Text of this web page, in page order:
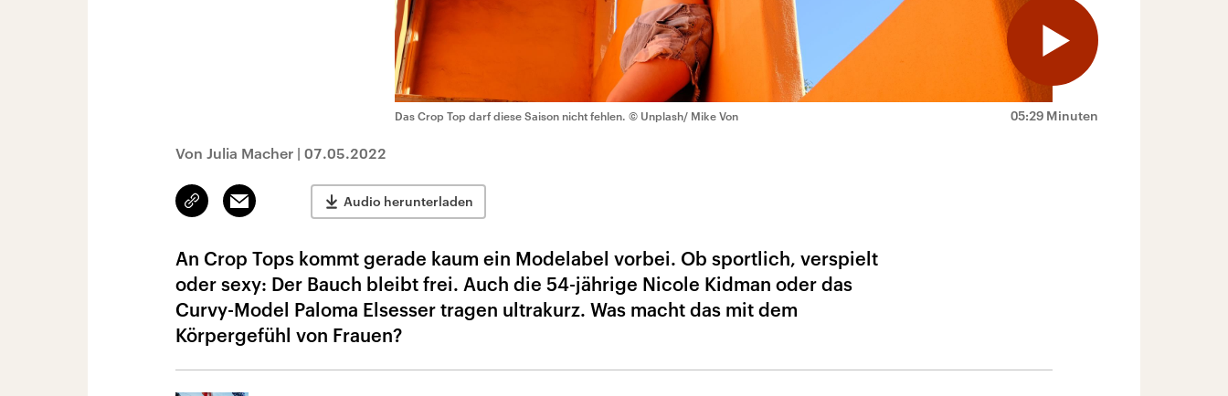
05:29 Minuten
Das Crop Top darf diese Saison nicht fehlen. © Unplash/ Mike Von
Von Julia Macher | 07.05.2022
Link
kopieren/teilen
Email Audio herunterladen
An Crop Tops kommt gerade kaum ein Modelabel vorbei. Ob sportlich, verspielt
oder sexy: Der Bauch bleibt frei. Auch die 54-jährige Nicole Kidman oder das
Curvy-Model Paloma Elsesser tragen ultrakurz. Was macht das mit dem
Körpergefühl von Frauen?